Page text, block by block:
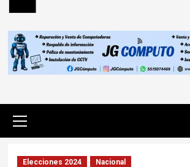
Elecciones 2024 Nacional